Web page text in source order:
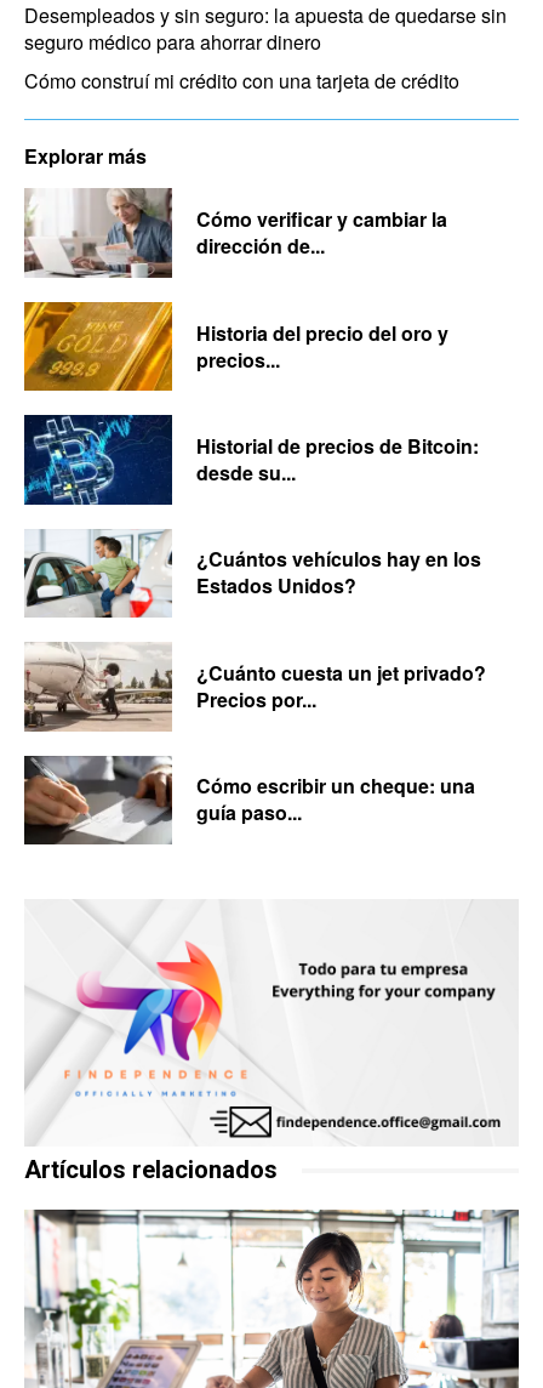
Desempleados y sin seguro: la apuesta de quedarse sin
seguro médico para ahorrar dinero
Cómo construí mi crédito con una tarjeta de crédito
Explorar más
Cómo verificar y cambiar la
dirección de...
Historia del precio del oro y
precios...
Historial de precios de Bitcoin:
desde su...
¿Cuántos vehículos hay en los
Estados Unidos?
¿Cuánto cuesta un jet privado?
Precios por...
Cómo escribir un cheque: una
guía paso...
Artículos relacionados